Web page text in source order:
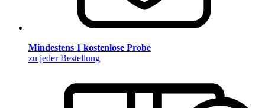
Mindestens 1 kostenlose Probe
zu jeder Bestellung